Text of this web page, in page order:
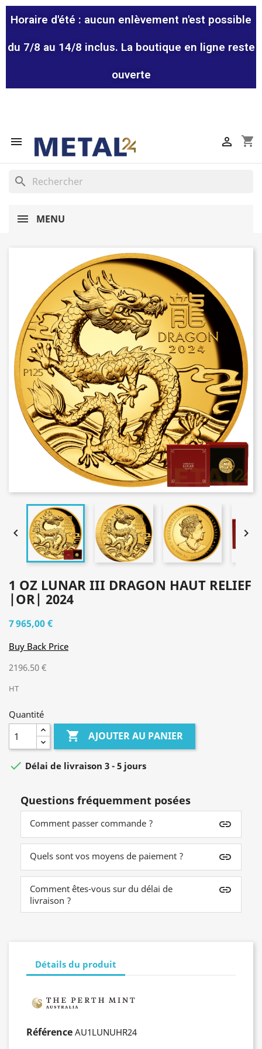
Horaire d'été : aucun enlèvement n'est possible
du 7/8 au 14/8 inclus. La boutique en ligne reste
ouverte
 shopping_cart

search
MENU
 
1 OZ LUNAR III DRAGON HAUT RELIEF
|OR| 2024
7 965,00 €
Buy Back Price
2196.50 €
HT
Quantité
 AJOUTER AU PANIER
 Délai de livraison 3 - 5 jours
Questions fréquemment posées
Comment passer commande ? insert_link
Quels sont vos moyens de paiement ? insert_link
Comment êtes-vous sur du délai de
livraison ?
insert_link
Détails du produit
Référence AU1LUNUHR24